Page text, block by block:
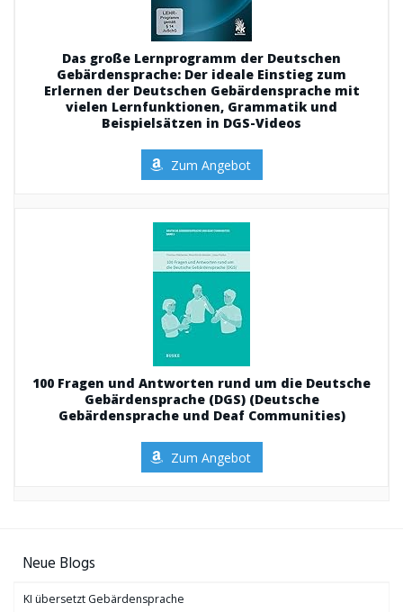
Das große Lernprogramm der Deutschen
Gebärdensprache: Der ideale Einstieg zum
Erlernen der Deutschen Gebärdensprache mit
vielen Lernfunktionen, Grammatik und
Beispielsätzen in DGS-Videos
Zum Angebot
100 Fragen und Antworten rund um die Deutsche
Gebärdensprache (DGS) (Deutsche
Gebärdensprache und Deaf Communities)
Zum Angebot
Neue Blogs
KI übersetzt Gebärdensprache